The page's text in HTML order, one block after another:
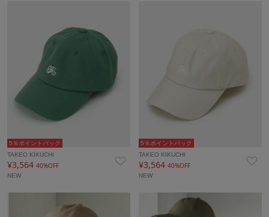
5％ポイントバック
TAKEO KIKUCHI
¥3,564 40%OFF
NEW
5％ポイントバック
TAKEO KIKUCHI
¥3,56440%OFF
NEW